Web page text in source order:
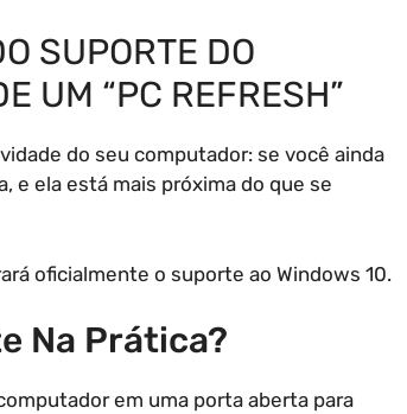
SUPORTE DO
UM “PC REFRESH”
do seu computador: se você ainda
e ela está mais próxima do que se
oficialmente o suporte ao Windows 10.
Na Prática?
em uma porta aberta para